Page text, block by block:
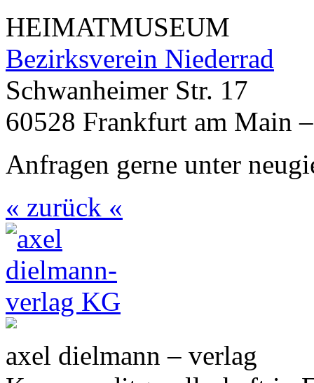
HEIMATMUSEUM
Bezirksverein Niederrad
Schwanheimer Str. 17
60528 Frankfurt am Main
Anfragen gerne unter
« zurück «
axel dielmann – verlag